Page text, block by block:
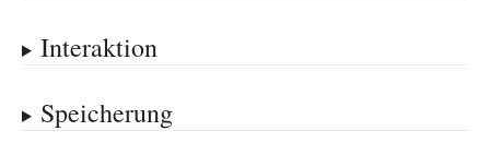
Interaktion
Speicherung